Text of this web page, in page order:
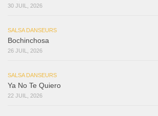
30 JUIL, 2026
SALSA DANSEURS
Bochinchosa
26 JUIL, 2026
SALSA DANSEURS
Ya No Te Quiero
22 JUIL, 2026